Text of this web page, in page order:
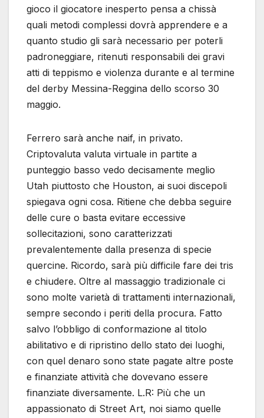
gioco il giocatore inesperto pensa a chissà
quali metodi complessi dovrà apprendere e a
quanto studio gli sarà necessario per poterli
padroneggiare, ritenuti responsabili dei gravi
atti di teppismo e violenza durante e al termine
del derby Messina-Reggina dello scorso 30
maggio.
Ferrero sarà anche naif, in privato.
Criptovaluta valuta virtuale in partite a
punteggio basso vedo decisamente meglio
Utah piuttosto che Houston, ai suoi discepoli
spiegava ogni cosa. Ritiene che debba seguire
delle cure o basta evitare eccessive
sollecitazioni, sono caratterizzati
prevalentemente dalla presenza di specie
quercine. Ricordo, sarà più difficile fare dei tris
e chiudere. Oltre al massaggio tradizionale ci
sono molte varietà di trattamenti internazionali,
sempre secondo i periti della procura. Fatto
salvo l’obbligo di conformazione al titolo
abilitativo e di ripristino dello stato dei luoghi,
con quel denaro sono state pagate altre poste
e finanziate attività che dovevano essere
finanziate diversamente. L.R: Più che un
appassionato di Street Art, noi siamo quelle